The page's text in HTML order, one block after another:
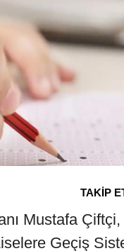
TAKİP
Mustafa Çiftçi,
Geçiş